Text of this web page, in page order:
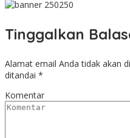
Tinggalkan
Alamat email Anda tidak akan
ditandai *
Komentar